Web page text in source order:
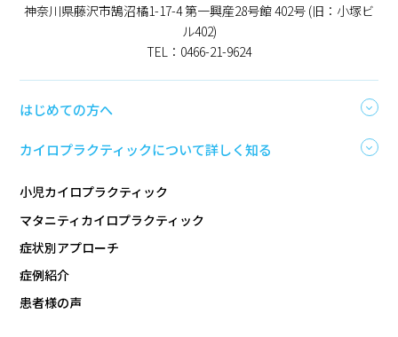
神奈川県藤沢市鵠沼橘1-17-4 第一興産28号館 402号 (旧：小塚ビ
ル402)
TEL：0466-21-9624
はじめての方へ
カイロプラクティックについて詳しく知る
小児カイロプラクティック
マタニティカイロプラクティック
症状別アプローチ
症例紹介
患者様の声